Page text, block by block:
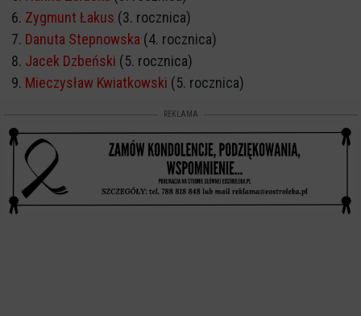
Zygmunt Łakus (3. rocznica)
Danuta Stepnowska (4. rocznica)
Jacek Dzbeński (5. rocznica)
Mieczysław Kwiatkowski (5. rocznica)
REKLAMA